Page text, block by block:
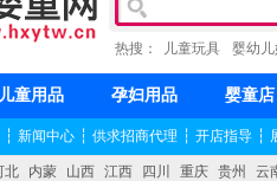
热搜： 儿童玩具 婴幼
儿童用品 孕妇用品 婴童店
┆ 新闻中心 ┆ 供求招商代理 ┆ 开店指导 ┆
北 内蒙 山西 江西 四川 重庆 贵州
云